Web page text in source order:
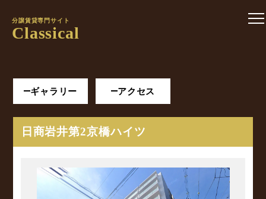
分譲賃貸専門サイト
Classical
ギャラリー アクセス
日商岩井第2京橋ハイツ